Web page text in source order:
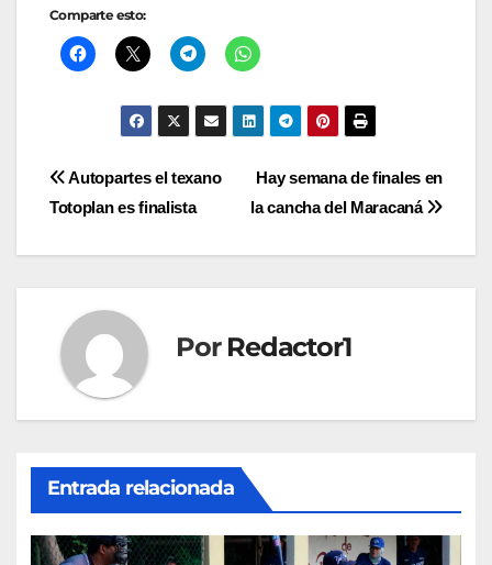
Comparte esto:
Navegación
de
Hay semana de finales en
la cancha del Maracaná
Autopartes el texano
Totoplan es finalista
Por Redactor1
Entrada relacionada